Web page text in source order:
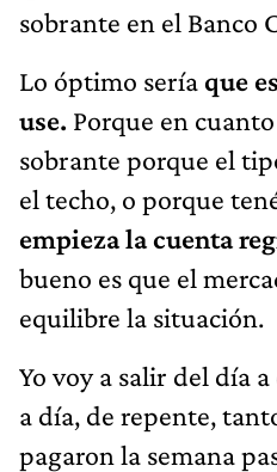
sobrante en el Banco
Lo óptimo sería que
use. Porque en
sobrante porque el
el techo, o porque
empieza la cuenta
bueno es que el
equilibre la situación.
Yo voy a salir del día
a día, de repente,
pagaron la semana